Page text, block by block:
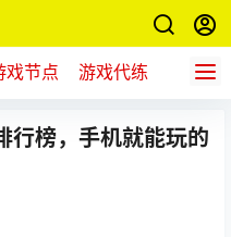
戏节点 游戏代练 新游推
行榜，手机就能玩的